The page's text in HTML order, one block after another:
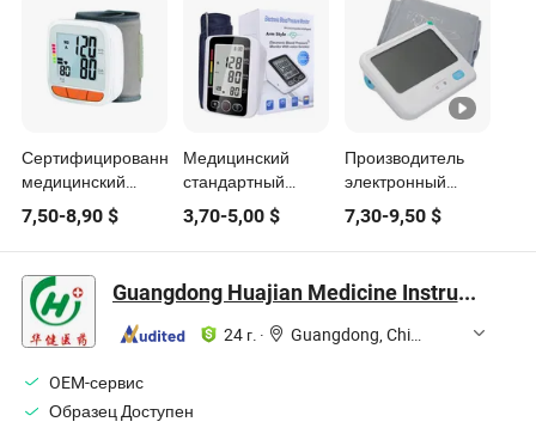
Сертифицированный
медицинский
цифровой
тонометр для
запястья
7,50-8,90 $
Медицинский
стандартный
тонометр для
быстрого
измерения
3,70-5,00$
Производитель
электронный
автоматический
медицинский
смарт цифровой
измерения
артериального
давления
7,30-9,50$
Guangdong Huajian Medicine Instruments Co., Ltd.
24 г. · Guangdong, China
OEM-сервис
Образец Доступен